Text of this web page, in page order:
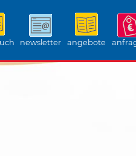
newsletter angebote